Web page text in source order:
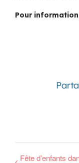
Pour
Fête d’enfants